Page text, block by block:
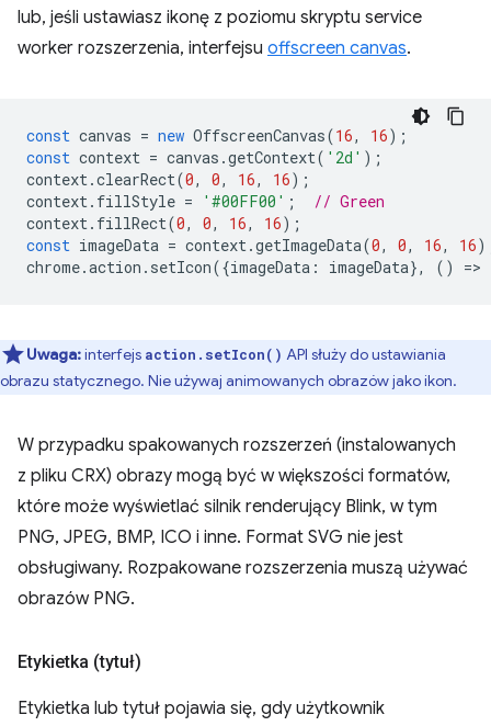
lub, jeśli ustawiasz ikonę z poziomu skryptu service
worker rozszerzenia, interfejsu offscreen canvas.
const canvas = new OffscreenCanvas(16, 16);
const context = canvas .getContext( '2d' );
context.clearRect(0, 0, 16, 16);
context. fillStyle = '#00FF00' ;
// Green
context. fillRect(0, 0, 16, 16);
const imageData = context.getImageData(0, 0, 16, 16
chrome.action . setIcon({imageData : imageData}, () =>
Uwaga:interfejs action.setIcon() API służy do ustawiania
obrazu statycznego. Nie używaj animowanych obrazów jako ikon.
W przypadku spakowanych rozszerzeń (instalowanych
z pliku CRX) obrazy mogą być w większości formatów,
które może wyświetlać silnik renderujący Blink, w tym
PNG, JPEG, BMP, ICO i inne. Format SVG nie jest
obsługiwany. Rozpakowane rozszerzenia muszą używać
obrazów PNG.
Etykietka (tytuł)
Etykietka lub tytuł pojawia się, gdy użytkownik